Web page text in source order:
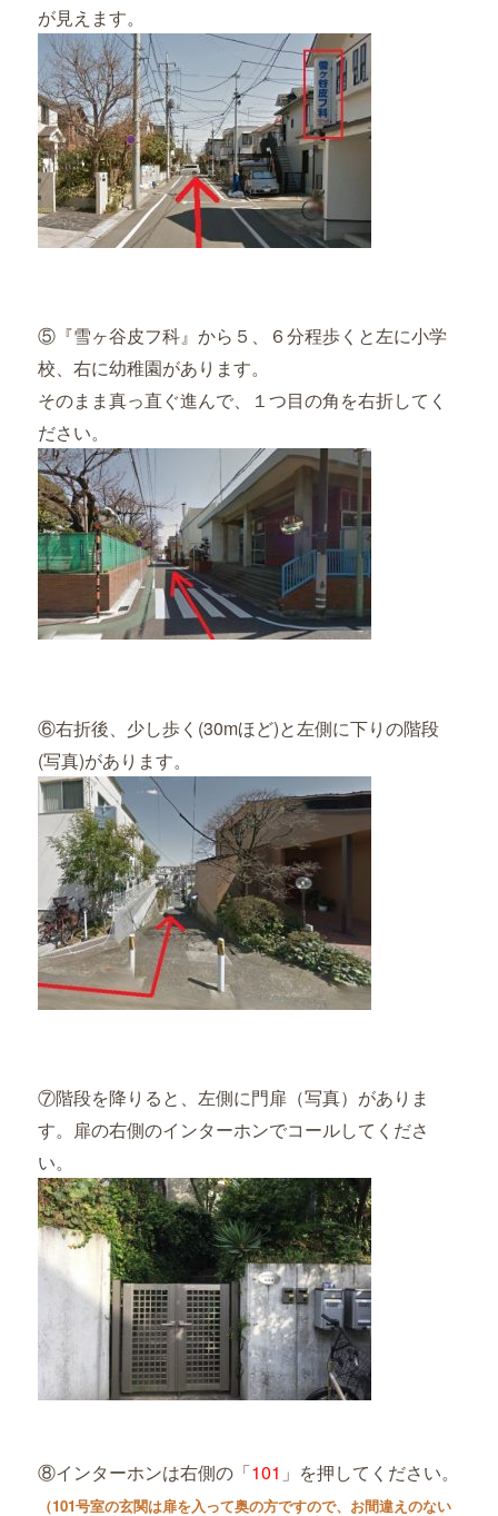
が見えます。
⑤『雪ヶ谷皮フ科』から５、６分程歩くと左に小学
校、右に幼稚園があります。
そのまま真っ直ぐ進んで、１つ目の角を右折してく
ださい。
⑥右折後、少し歩く(30mほど)と左側に下りの階段
(写真)があります。
⑦階段を降りると、左側に門扉（写真）がありま
す。扉の右側のインターホンでコールしてくださ
い。
⑧インターホンは右側の「101 」を押してください。
（101号室の玄関は扉を入って奥の方ですので、お間違えのない